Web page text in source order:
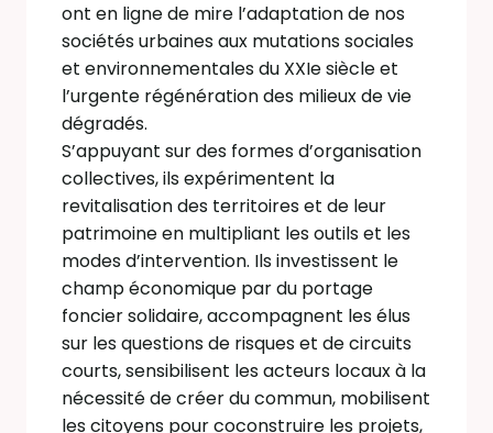
ont en ligne de mire l’adaptation de nos
sociétés urbaines aux mutations sociales
et environnementales du XXIe siècle et
l’urgente régénération des milieux de vie
dégradés.
S’appuyant sur des formes d’organisation
collectives, ils expérimentent la
revitalisation des territoires et de leur
patrimoine en multipliant les outils et les
modes d’intervention. Ils investissent le
champ économique par du portage
foncier solidaire, accompagnent les élus
sur les questions de risques et de circuits
courts, sensibilisent les acteurs locaux à la
nécessité de créer du commun, mobilisent
les citoyens pour coconstruire les projets,